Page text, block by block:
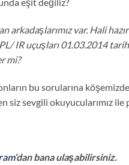
eşit değiliz?
arkadaşlarımız var. Hali
IR uçuşları 01.03.2014
mi?
bu sorularına
sevgili okuyucularımız ile
‘dan bana ulaşabilirsiniz.